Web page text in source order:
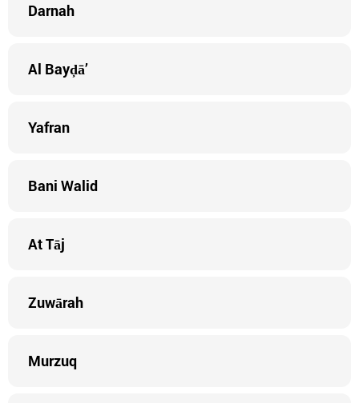
Darnah
Al Bayḑā’
Yafran
Bani Walid
At Tāj
Zuwārah
Murzuq